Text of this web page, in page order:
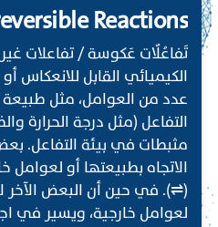
Reactions
تَفاعُلٌات عَكوسة / تفاعلات
الكيميائي القابل للانعكاس
عدد من العوامل، مثل طبيعة
التفاعل (مثل درجة الحرارة
مثبطات في بيئة التفاعل.
الاتجاه بطبيعتها أو
(⇌). في حين أن البعض الآخر
لعوامل خارجية، ويسير في